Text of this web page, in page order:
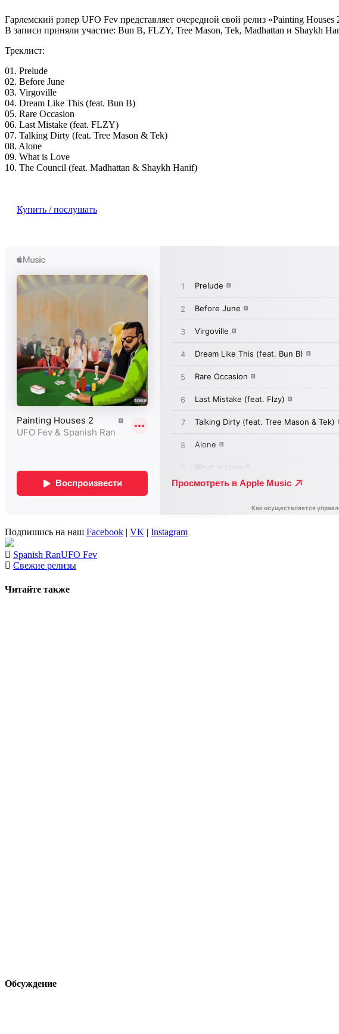
Гарлемский рэпер UFO Fev представляет очередной свой релиз «Painting
В записи приняли участие: Bun B, FLZY, Tree Mason, Tek, Madhattan и Shaykh
Треклист:
01. Prelude
02. Before June
03. Virgoville
04. Dream Like This (feat. Bun B)
05. Rare Occasion
06. Last Mistake (feat. FLZY)
07. Talking Dirty (feat. Tree Mason & Tek)
08. Alone
09. What is Love
10. The Council (feat. Madhattan & Shaykh Hanif)
Купить / послушать
Подпишись на наш Facebook | VK | Instagram
Spanish RanUFO Fev
Свежие релизы
Читайте также
Обсуждение